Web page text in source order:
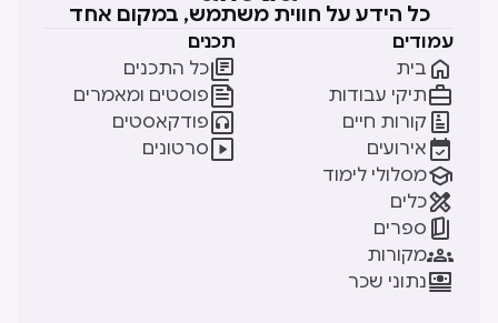
כל הידע על חווית משתמש, במקום אחד
עמודים
בית 
תיקי עבודות
קורות חיים 
אירועים 
מסלולי לימוד
כלים
ספרים 
מקורות
נתוני שכר
תכנים
כל התכנים
פוסטים ומאמרים
פודקאסטים
סרטונים